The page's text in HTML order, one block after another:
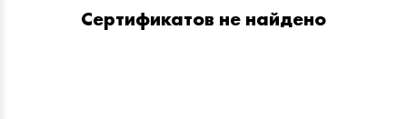
Сертификатов не найдено